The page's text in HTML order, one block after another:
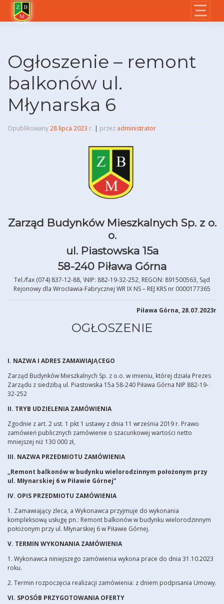
content
Ogłoszenie – remont
balkonów ul.
Młynarska 6
Opublikowany28 lipca 2023 r. | przez administrator
Zarząd Budynków Mieszkalnych Sp. z o.
o.
ul. Piastowska 15a
58-240 Piława Górna
Tel./fax (074) 837-12-88, \NIP: 882-19-32-252, REGON: 891500563, Sąd
Rejonowy dla Wrocławia-Fabrycznej WR IX NS – REJ KRS nr 0000177365
Piława Górna, 28.07.2023r
OGŁOSZENIE
I. NAZWA I ADRES ZAMAWIAJĄCEGO
Zarząd Budynków Mieszkalnych Sp. z o.o. w imieniu, której działa Prezes
Zarządu z siedzibą ul. Piastowska 15a 58-240 Piława Górna NIP 882-19-
32-252
II. TRYB UDZIELENIA ZAMÓWIENIA
Zgodnie z art. 2 ust. 1 pkt 1 ustawy z dnia 11 września 2019 r. Prawo
zamówień publicznych zamówienie o szacunkowej wartości netto
mniejszej niż 130 000 zł,
III. NAZWA PRZEDMIOTU ZAMÓWIENIA
„Remont balkonów w budynku wielorodzinnym położonym przy
ul. Młynarskiej 6 w Piławie Górnej”
IV. OPIS PRZEDMIOTU ZAMÓWIENIA
1. Zamawiający zleca, a Wykonawca przyjmuje do wykonania
kompleksową usługę pn.: Remont balkonów w budynku wielorodzinnym
położonym przy ul. Młynarskiej 6 w Piławie Górnej.
V. TERMIN WYKONANIA ZAMÓWIENIA
1. Wykonawca niniejszego zamówienia wykona prace do dnia 31.10.2023
roku.
2. Termin rozpoczęcia realizacji zamówienia: z dniem podpisania Umowy.
VI. SPOSÓB PRZYGOTOWANIA OFERTY